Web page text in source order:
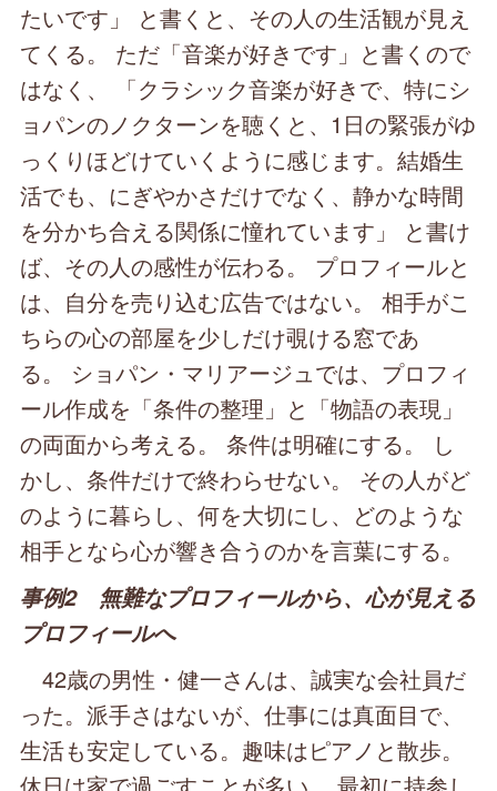
たいです」 と書くと、その人の生活観が見え
てくる。 ただ「音楽が好きです」と書くので
はなく、 「クラシック音楽が好きで、特にシ
ョパンのノクターンを聴くと、1日の緊張がゆ
っくりほどけていくように感じます。結婚生
活でも、にぎやかさだけでなく、静かな時間
を分かち合える関係に憧れています」 と書け
ば、その人の感性が伝わる。 プロフィールと
は、自分を売り込む広告ではない。 相手がこ
ちらの心の部屋を少しだけ覗ける窓であ
る。 ショパン・マリアージュでは、プロフィ
ール作成を「条件の整理」と「物語の表現」
の両面から考える。 条件は明確にする。 し
かし、条件だけで終わらせない。 その人がど
のように暮らし、何を大切にし、どのような
相手となら心が響き合うのかを言葉にする。
事例2 無難なプロフィールから、心が見える
プロフィールへ
42歳の男性・健一さんは、誠実な会社員だ
った。派手さはないが、仕事には真面目で、
生活も安定している。趣味はピアノと散歩。